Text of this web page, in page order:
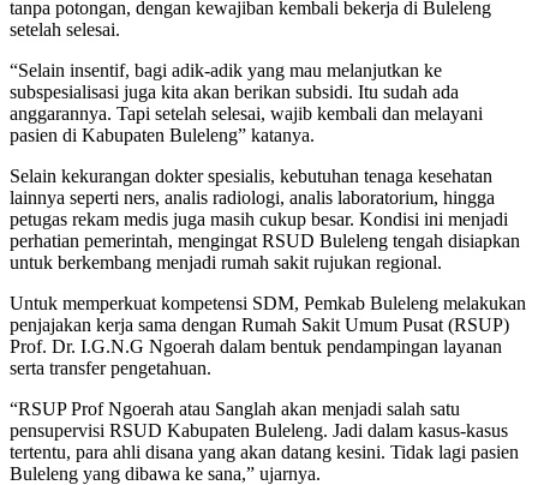
tanpa potongan, dengan kewajiban kembali bekerja di Buleleng
setelah selesai.
“Selain insentif, bagi adik-adik yang mau melanjutkan ke
subspesialisasi juga kita akan berikan subsidi. Itu sudah ada
anggarannya. Tapi setelah selesai, wajib kembali dan melayani
pasien di Kabupaten Buleleng” katanya.
Selain kekurangan dokter spesialis, kebutuhan tenaga kesehatan
lainnya seperti ners, analis radiologi, analis laboratorium, hingga
petugas rekam medis juga masih cukup besar. Kondisi ini menjadi
perhatian pemerintah, mengingat RSUD Buleleng tengah disiapkan
untuk berkembang menjadi rumah sakit rujukan regional.
Untuk memperkuat kompetensi SDM, Pemkab Buleleng melakukan
penjajakan kerja sama dengan Rumah Sakit Umum Pusat (RSUP)
Prof. Dr. I.G.N.G Ngoerah dalam bentuk pendampingan layanan
serta transfer pengetahuan.
“RSUP Prof Ngoerah atau Sanglah akan menjadi salah satu
pensupervisi RSUD Kabupaten Buleleng. Jadi dalam kasus-kasus
tertentu, para ahli disana yang akan datang kesini. Tidak lagi pasien
Buleleng yang dibawa ke sana,” ujarnya.